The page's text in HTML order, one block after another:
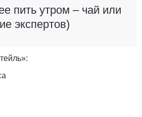
пить утром – чай или
экспертов)